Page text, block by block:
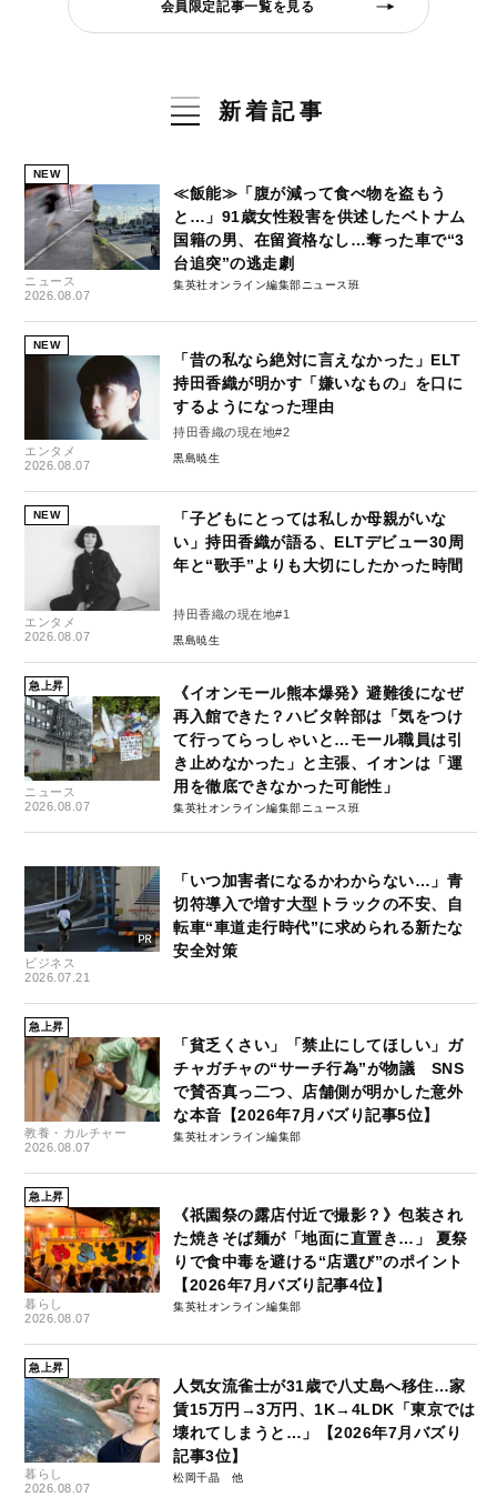
会員限定記事一覧を見る
新着記事
NEW
ニュース
2026.08.07
≪飯能≫「腹が減って食べ物を盗もう
と…」91歳女性殺害を供述したベトナム
国籍の男、在留資格なし…奪った車で“3
台追突”の逃走劇
集英社オンライン編集部ニュース班
NEW
エンタメ
2026.08.07
「昔の私なら絶対に言えなかった」ELT
持田香織が明かす「嫌いなもの」を口に
するようになった理由
持田香織の現在地#2
黒島暁生
NEW
エンタメ
2026.08.07
「子どもにとっては私しか母親がいな
い」持田香織が語る、ELTデビュー30周
年と“歌手”よりも大切にしたかった時間
持田香織の現在地#1
黒島暁生
急上昇
ニュース
2026.08.07
《イオンモール熊本爆発》避難後になぜ
再入館できた？ハビタ幹部は「気をつけ
て行ってらっしゃいと…モール職員は引
き止めなかった」と主張、イオンは「運
用を徹底できなかった可能性」
集英社オンライン編集部ニュース班
ビジネス
2026.07.21
「いつ加害者になるかわからない…」青
切符導入で増す大型トラックの不安、自
転車“車道走行時代”に求められる新たな
安全対策
急上昇
教養・カルチャー
2026.08.07
「貧乏くさい」「禁止にしてほしい」ガ
チャガチャの“サーチ行為”が物議 SNS
で賛否真っ二つ、店舗側が明かした意外
な本音【2026年7月バズり記事5位】
集英社オンライン編集部
急上昇
暮らし
2026.08.07
《祇園祭の露店付近で撮影？》包装され
た焼きそば麺が「地面に直置き…」 夏祭
りで食中毒を避ける“店選び”のポイント
【2026年7月バズり記事4位】
集英社オンライン編集部
急上昇
暮らし
2026.08.07
人気女流雀士が31歳で八丈島へ移住…家
賃15万円→3万円、1K→4LDK「東京では
壊れてしまうと…」【2026年7月バズり
記事3位】
松岡千晶